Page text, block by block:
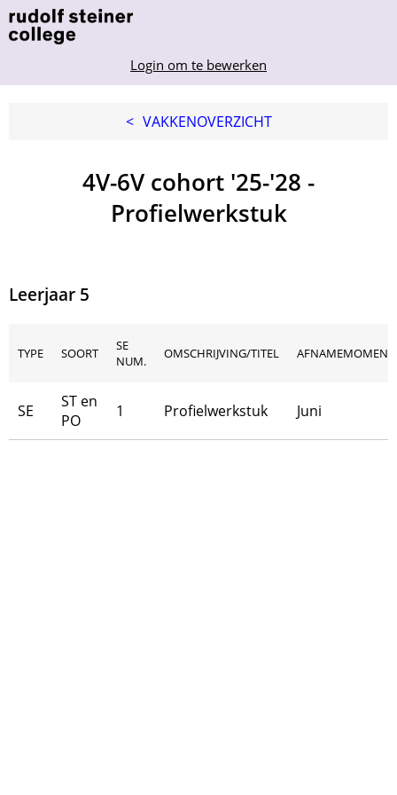
Login om te bewerken
< VAKKENOVERZICHT
4V-6V cohort '25-'28 -
Profielwerkstuk
Leerjaar 5
TYPE SOORT
SE
NUM.
OMSCHRIJVING/TITEL AFNAMEMOMENT
SE
ST en
PO
1 Profielwerkstuk Juni